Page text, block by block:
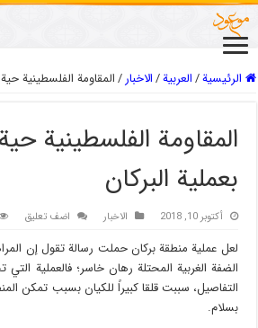
الرئيسية/العربیة/الاخبار/المقاومة الفلسطينية
المقاومة الفلسطينية
بعملية البركان
أكتوبر 10, 2018 الاخبار اضف تعليق
لعل عملية منطقة بركان حملت رسالة تقول إن
الضفة الغربية المحتلة رهان خاسر؛ فالعملية
التفاصيل، سببت قلقا كبيراً للكيان بسبب تمكن
بسلام.